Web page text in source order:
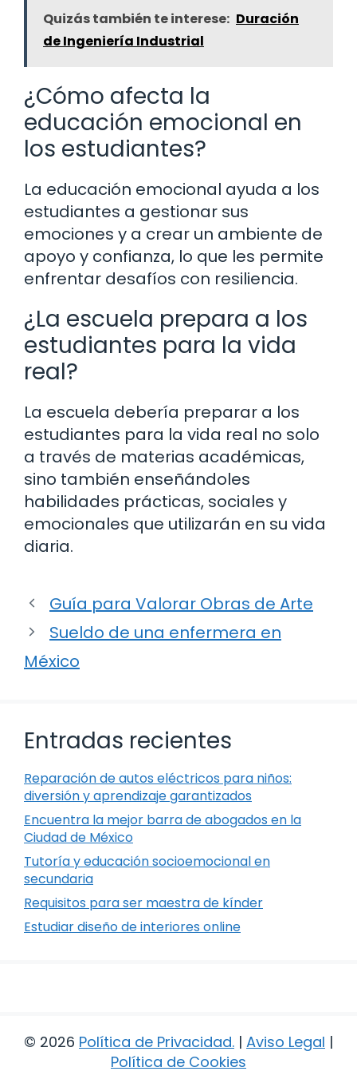
Quizás también te interese: Duración
de Ingeniería Industrial
¿Cómo afecta la
educación emocional en
los estudiantes?
La educación emocional ayuda a los
estudiantes a gestionar sus
emociones y a crear un ambiente de
apoyo y confianza, lo que les permite
enfrentar desafíos con resiliencia.
¿La escuela prepara a los
estudiantes para la vida
real?
La escuela debería preparar a los
estudiantes para la vida real no solo
a través de materias académicas,
sino también enseñándoles
habilidades prácticas, sociales y
emocionales que utilizarán en su vida
diaria.
Guía para Valorar Obras de Arte
Sueldo de una enfermera en
México
Entradas recientes
Reparación de autos eléctricos para niños:
diversión y aprendizaje garantizados
Encuentra la mejor barra de abogados en la
Ciudad de México
Tutoría y educación socioemocional en
secundaria
Requisitos para ser maestra de kínder
Estudiar diseño de interiores online
© 2026 Política de Privacidad. | Aviso Legal |
Política de Cookies